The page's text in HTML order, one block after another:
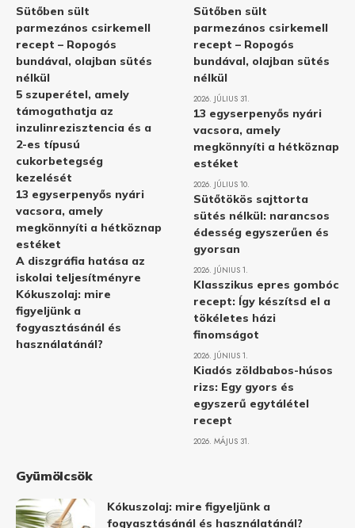
Sütőben sült
parmezános csirkemell
recept – Ropogós
bundával, olajban sütés
nélkül
5 szuperétel, amely
támogathatja az
inzulinrezisztencia és a
2-es típusú
cukorbetegség
kezelését
13 egyserpenyős nyári
vacsora, amely
megkönnyíti a hétköznap
estéket
A diszgráfia hatása az
iskolai teljesítményre
Kókuszolaj: mire
figyeljünk a
fogyasztásánál és
használatánál?
Sütőben sült
parmezános csirkemell
recept – Ropogós
bundával, olajban sütés
nélkül
2026. JÚLIUS 31.
13 egyserpenyős nyári
vacsora, amely
megkönnyíti a hétköznap
estéket
2026. JÚLIUS 10.
Sütőtökös sajttorta
sütés nélkül: narancsos
édesség egyszerűen és
gyorsan
2026. JÚNIUS 1.
Klasszikus epres gombóc
recept: Így készítsd el a
tökéletes házi
finomságot
2026. JÚNIUS 1.
Kiadós zöldbabos-húsos
rizs: Egy gyors és
egyszerű egytálétel
recept
2026. MÁJUS 31.
Gyümölcsök
Kókuszolaj: mire figyeljünk a
fogyasztásánál és használatánál?